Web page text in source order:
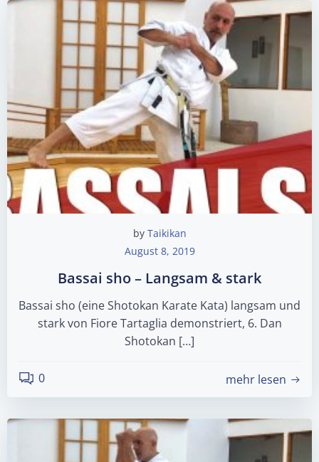
by Taikikan
August 8, 2019
Bassai sho – Langsam & stark
Bassai sho (eine Shotokan Karate Kata) langsam und
stark von Fiore Tartaglia demonstriert, 6. Dan
Shotokan […]
0 mehr lesen